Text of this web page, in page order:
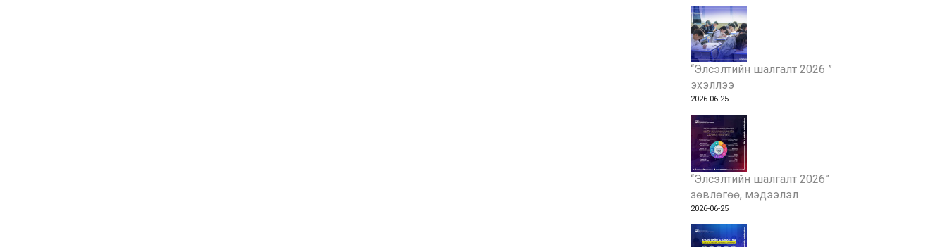
“Элсэлтийн шалгалт 2026 ”
эхэллээ
2026-06-25
“Элсэлтийн шалгалт 2026”
зөвлөгөө, мэдээлэл
2026-06-25